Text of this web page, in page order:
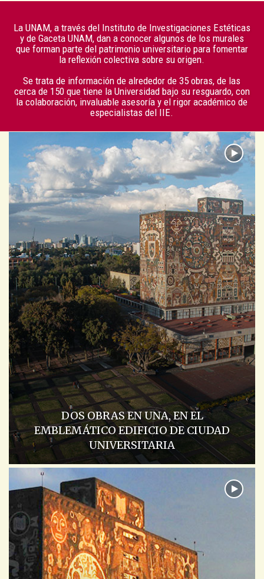
La UNAM, a través del Instituto de Investigaciones Estéticas
y de Gaceta UNAM, dan a conocer algunos de los murales
que forman parte del patrimonio universitario para fomentar
la reflexión colectiva sobre su origen.
Se trata de información de alrededor de 35 obras, de las
cerca de 150 que tiene la Universidad bajo su resguardo, con
la colaboración, invaluable asesoría y el rigor académico de
especialistas del IIE.
DOS OBRAS EN UNA, EN EL
EMBLEMÁTICO EDIFICIO DE CIUDAD
UNIVERSITARIA
ACADEMIA